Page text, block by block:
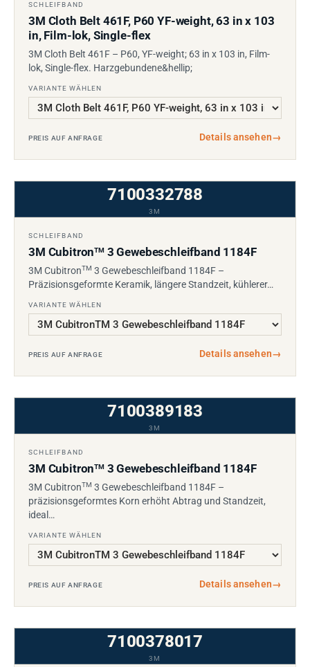
SCHLEIFBAND
3M Cloth Belt 461F, P60 YF-weight, 63 in x 103
in, Film-lok, Single-flex
3M Cloth Belt 461F – P60, YF-weight; 63 in x 103 in, Film-
lok, Single-flex. Harzgebundene&hellip;
VARIANTE WÄHLEN
PREIS AUF ANFRAGE Details ansehen→
7100332788
3M
SCHLEIFBAND
3M CubitronTM3 Gewebeschleifband 1184F
3M CubitronTM 3 Gewebeschleifband 1184F –
Präzisionsgeformte Keramik, längere Standzeit, kühlerer…
VARIANTE WÄHLEN
PREIS AUF ANFRAGE Details ansehen→
7100389183
3M
SCHLEIFBAND
3M CubitronTM3 Gewebeschleifband 1184F
3M CubitronTM 3 Gewebeschleifband 1184F –
präzisionsgeformtes Korn erhöht Abtrag und Standzeit,
ideal…
VARIANTE WÄHLEN
PREIS AUF ANFRAGE Details ansehen→
7100378017
3M